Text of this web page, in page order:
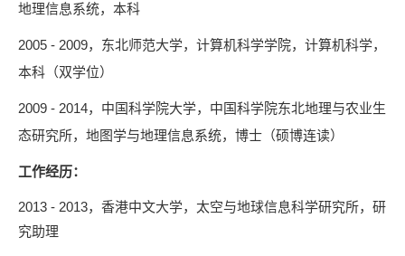
地理信息系统，本科
2005 - 2009，东北师范大学，计算机科学学院，计算机科学，
本科（双学位）
2009 - 2014，中国科学院大学，中国科学院东北地理与农业生
态研究所，地图学与地理信息系统，博士（硕博连读）
工作经历：
2013 - 2013，香港中文大学，太空与地球信息科学研究所，研
究助理